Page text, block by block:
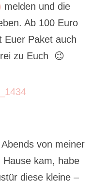
melden und die
Ab 100 Euro
Euer Paket auch
zu Euch 😉
von meiner
Hause kam, habe
diese kleine –